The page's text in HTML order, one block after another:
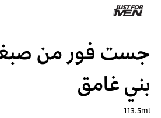
جست فور من
بني غامق
113.5ml